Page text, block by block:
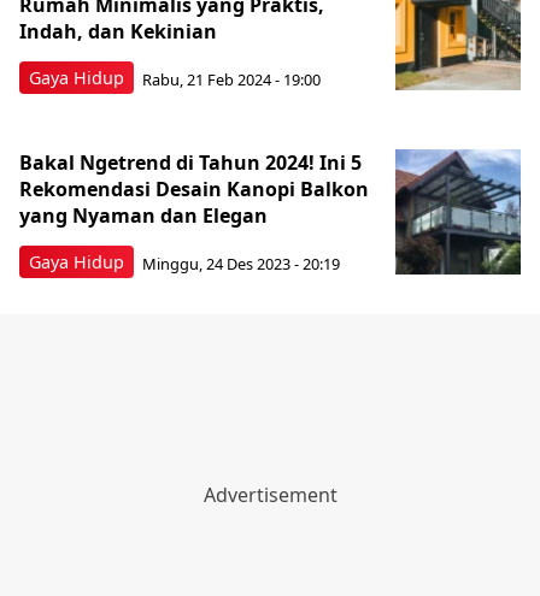
Gaya Hidup
Indah, dan Kekinian
Rabu, 21 Feb 2024 - 19:00
Gaya Hidup
Bakal Ngetrend di Tahun 2024! Ini 5
Rekomendasi Desain Kanopi Balkon
yang Nyaman dan Elegan
Minggu, 24 Des 2023 - 20:19